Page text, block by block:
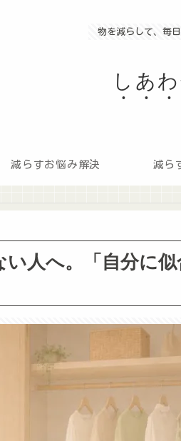
物を減らして、毎
しあ
減らすお悩み解決 減ら
人へ。「自分に